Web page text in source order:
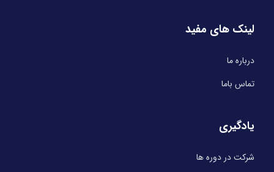
لینک های مفید
درباره ما
تماس باما
یادگیری
شرکت در دوره ها